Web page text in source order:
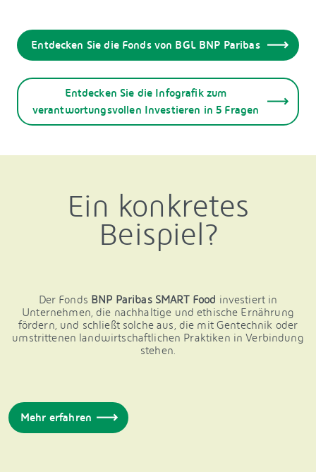
Entdecken Sie die Fonds von BGL BNP Paribas
Entdecken Sie die Infografik zum
verantwortungsvollen Investieren in 5 Fragen
Ein konkretes
Beispiel?
Der Fonds BNP Paribas SMART Food investiert in
Unternehmen, die nachhaltige und ethische Ernährung
fördern, und schließt solche aus, die mit Gentechnik oder
umstrittenen landwirtschaftlichen Praktiken in Verbindung
stehen.
Mehr erfahren